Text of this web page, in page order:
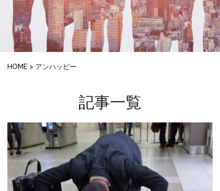
HOME > アンハッピー
記事一覧